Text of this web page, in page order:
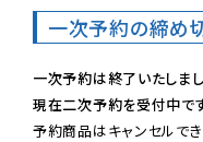
一次予約の締め
一次予約は終了いたしまし
現在二次予約を受付中です
予約商品はキャンセルで